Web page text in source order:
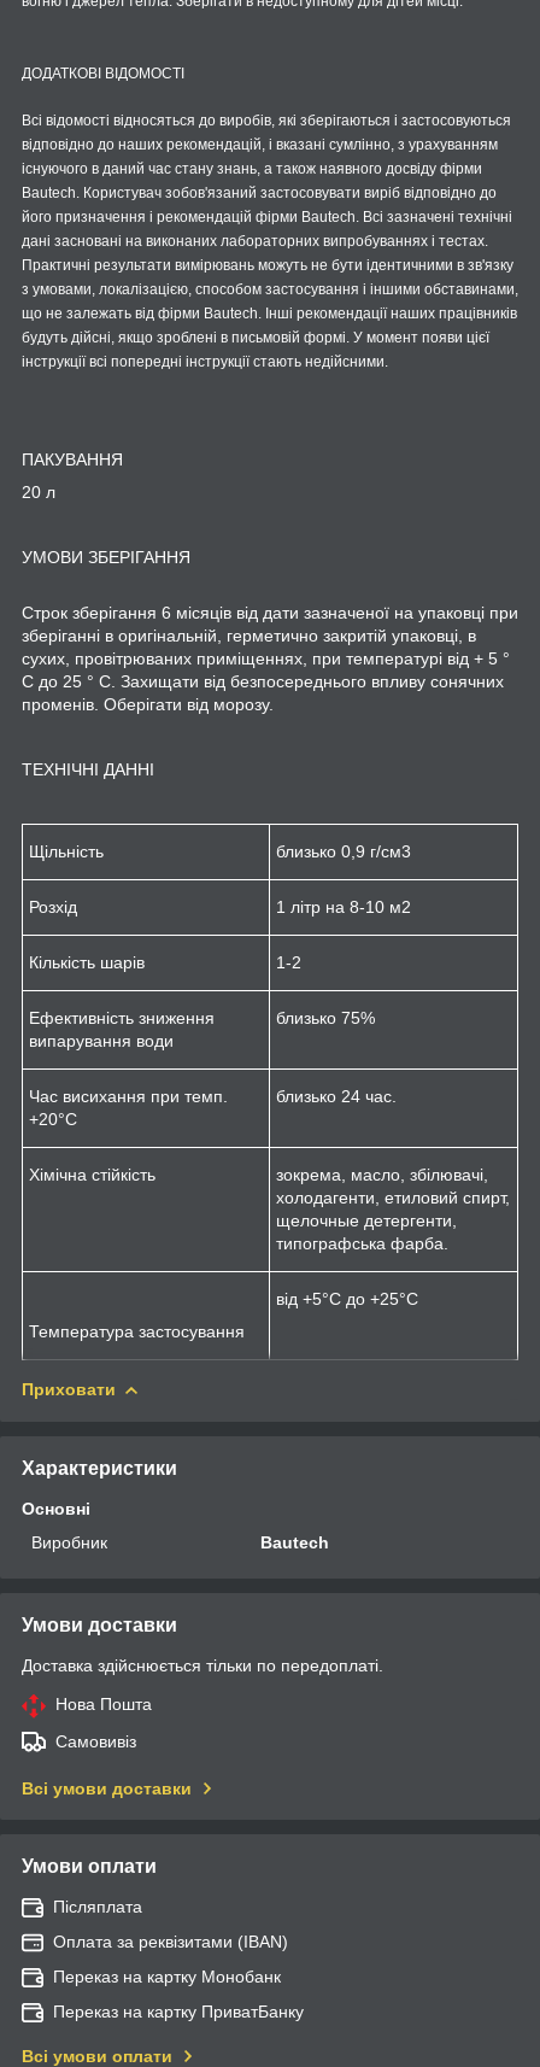
ДОДАТКОВІ ВІДОМОСТІ
Всі відомості відносяться до виробів, які зберігаються і застосовуються
відповідно до наших рекомендацій, і вказані сумлінно, з урахуванням
існуючого в даний час стану знань, а також наявного досвіду фірми
Bautech. Користувач зобов'язаний застосовувати виріб відповідно до
його призначення і рекомендацій фірми Bautech. Всі зазначені технічні
дані засновані на виконаних лабораторних випробуваннях і тестах.
Практичні результати вимірювань можуть не бути ідентичними в зв'язку
з умовами, локалізацією, способом застосування і іншими обставинами,
що не залежать від фірми Bautech. Інші рекомендації наших працівників
будуть дійсні, якщо зроблені в письмовій формі. У момент появи цієї
інструкції всі попередні інструкції стають недійсними.
ПАКУВАННЯ
20 л
УМОВИ ЗБЕРІГАННЯ
Строк зберігання 6 місяців від дати зазначеної на упаковці при
зберіганні в оригінальній герметично закритій упаковці в
сухих провітрюваних приміщеннях при температурі від + 5 °
C до 25 ° C Захищати від безпосереднього впливу сонячних
променів Оберігати від морозу.
ТЕХНІЧНІ ДАННІ
Щільність близько 0,9 г/см3
Розхід 1 літр на 8-10 м2
Кількість шарів 1-2
Ефективність зниження
випарування води
близько 75%
Час висихання при темп.
+20°C
близько 24 час.
Хімічна стійкість
зокрема, масло, збілювачі,
холодагенти, етиловий спирт,
щелочные детергенти,
типографська фарба.
Температура застосування
від +5°C до +25°C
Приховати
Характеристики
Основні
Виробник
Bautech
Умови доставки
Доставка здійснюється тільки по передоплаті.
Нова Пошта
Самовивіз
Всі умови доставки
Умови оплати
Післяплата
Оплата за реквізитами (IBAN)
Переказ на картку Монобанк
Переказ на картку ПриватБанку
Всі умови оплати